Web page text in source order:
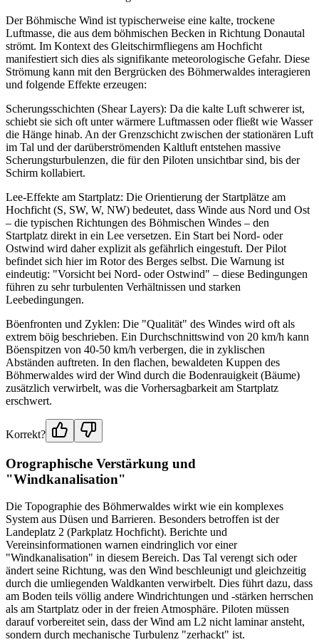
Der Böhmische Wind ist typischerweise eine kalte, trockene
Luftmasse, die aus dem böhmischen Becken in Richtung Donautal
strömt. Im Kontext des Gleitschirmfliegens am Hochficht
manifestiert sich dies als signifikante meteorologische Gefahr. Diese
Strömung kann mit den Bergrücken des Böhmerwaldes interagieren
und folgende Effekte erzeugen:
Scherungsschichten (Shear Layers): Da die kalte Luft schwerer ist,
schiebt sie sich oft unter wärmere Luftmassen oder fließt wie Wasser
die Hänge hinab. An der Grenzschicht zwischen der stationären Luft
im Tal und der darüberströmenden Kaltluft entstehen massive
Scherungsturbulenzen, die für den Piloten unsichtbar sind, bis der
Schirm kollabiert.
Lee-Effekte am Startplatz: Die Orientierung der Startplätze am
Hochficht (S, SW, W, NW) bedeutet, dass Winde aus Nord und Ost
– die typischen Richtungen des Böhmischen Windes – den
Startplatz direkt in ein Lee versetzen. Ein Start bei Nord- oder
Ostwind wird daher explizit als gefährlich eingestuft. Der Pilot
befindet sich hier im Rotor des Berges selbst. Die Warnung ist
eindeutig: "Vorsicht bei Nord- oder Ostwind" – diese Bedingungen
führen zu sehr turbulenten Verhältnissen und starken
Leebedingungen.
Böenfronten und Zyklen: Die "Qualität" des Windes wird oft als
extrem böig beschrieben. Ein Durchschnittswind von 20 km/h kann
Böenspitzen von 40-50 km/h verbergen, die in zyklischen
Abständen auftreten. In den flachen, bewaldeten Kuppen des
Böhmerwaldes wird der Wind durch die Bodenrauigkeit (Bäume)
zusätzlich verwirbelt, was die Vorhersagbarkeit am Startplatz
erschwert.
Korrekt?
Orographische Verstärkung und
"Windkanalisation"
Die Topographie des Böhmerwaldes wirkt wie ein komplexes
System aus Düsen und Barrieren. Besonders betroffen ist der
Landeplatz 2 (Parkplatz Hochficht). Berichte und
Vereinsinformationen warnen eindringlich vor einer
"Windkanalisation" in diesem Bereich. Das Tal verengt sich oder
ändert seine Richtung, was den Wind beschleunigt und gleichzeitig
durch die umliegenden Waldkanten verwirbelt. Dies führt dazu, dass
am Boden teils völlig andere Windrichtungen und -stärken herrschen
als am Startplatz oder in der freien Atmosphäre. Piloten müssen
darauf vorbereitet sein, dass der Wind am L2 nicht laminar ansteht,
sondern durch mechanische Turbulenz "zerhackt" ist.